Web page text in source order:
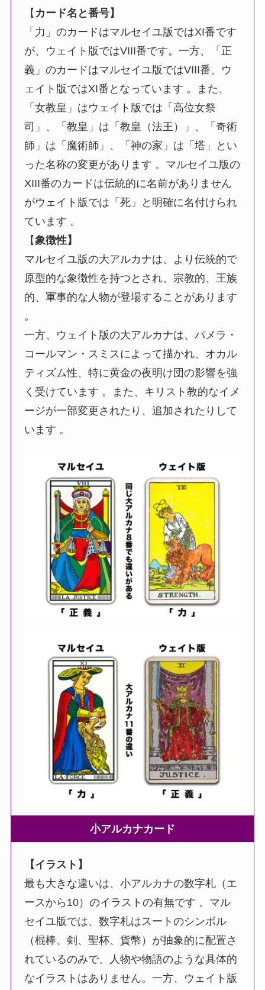
【 カード名と番号】
「力」のカードはマルセイユ版ではXI番です
が、ウェイト版ではVIII番です。一方、「正
義」のカードはマルセイユ版ではVIII番、ウ
ェイト版ではXI番となっています 。また、
「女教皇」はウェイト版では「高位女祭
司」、「教皇」は「教皇（法王）」、「奇術
師」は「魔術師」、「神の家」は「塔」とい
った名称の変更があります 。マルセイユ版の
XIII番のカードは伝統的に名前がありません
がウェイト版では「死」と明確に名付けられ
ています 。
【象徴性】
マルセイユ版の大アルカナは、より伝統的で
原型的な象徴性を持つとされ、宗教的、王族
的、軍事的な人物が登場することがあります
。
一方、ウェイト版の大アルカナは、パメラ・
コールマン・スミスによって描かれ、オカル
ティズム性、特に黄金の夜明け団の影響を強
く受けています 。また、キリスト教的なイメ
ージが一部変更されたり、追加されたりして
います 。
小アルカナカード
【イラスト】
最も大きな違いは、小アルカナの数字札（エ
ースから10）のイラストの有無です 。マル
セイユ版では、数字札はスートのシンボル
（棍棒、剣、聖杯、貨幣）が抽象的に配置さ
れているのみで、人物や物語のような具体的
なイラストはありません。一方、ウェイト版